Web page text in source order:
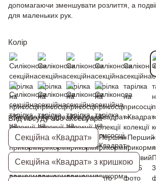
допомагаючи зменшувати розлиття, а
для маленьких рук.
Колір
Вид посуду або аксесуара
Секційна «Квадрат»
Секційна «Квадрат» з кришкою